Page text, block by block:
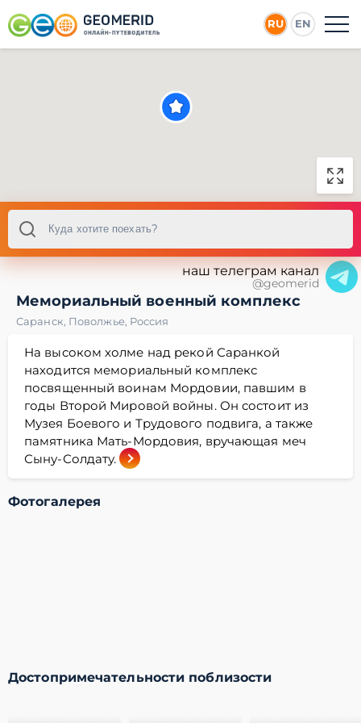
RU EN
наш телеграм канал
@geomerid
Мемориальный военный комплекс
Саранск, Поволжье, Россия
На высоком холме над рекой Саранкой
находится мемориальный комплекс
посвященный воинам Мордовии, павшим в
годы Второй Мировой войны. Он состоит из
Музея Боевого и Трудового подвига, а также
памятника Мать-Мордовия, вручающая меч
Сыну-Солдату.
Фотогалерея
Достопримечательности поблизости